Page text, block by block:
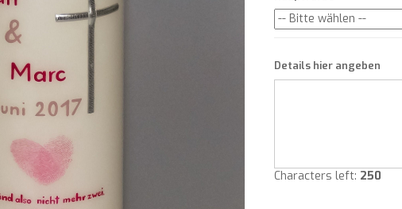
Details hier angeben
Characters left: 250